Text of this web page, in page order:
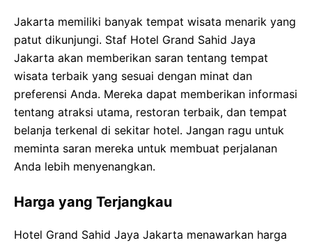
Jakarta memiliki banyak tempat wisata menarik yang
patut dikunjungi. Staf Hotel Grand Sahid Jaya
Jakarta akan memberikan saran tentang tempat
wisata terbaik yang sesuai dengan minat dan
preferensi Anda. Mereka dapat memberikan informasi
tentang atraksi utama, restoran terbaik, dan tempat
belanja terkenal di sekitar hotel. Jangan ragu untuk
meminta saran mereka untuk membuat perjalanan
Anda lebih menyenangkan.
Harga yang Terjangkau
Hotel Grand Sahid Jaya Jakarta menawarkan harga